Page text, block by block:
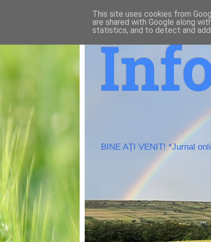
BINE AȚI VENIT! *Jurnal
This site uses cookies from
are shared with Google along
statistics, and to detect and